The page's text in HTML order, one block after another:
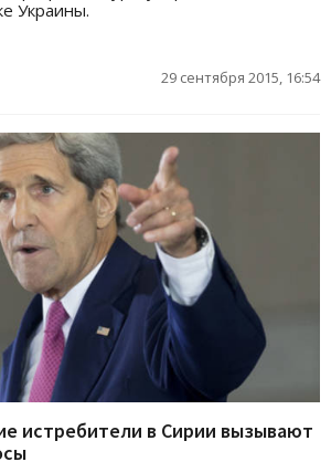
Украины.
29 сентября 2015, 16:54
истребители в Сирии вызывают